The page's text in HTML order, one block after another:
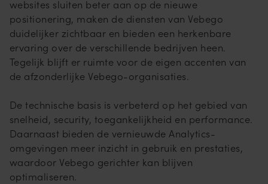
websites sluiten beter aan op de nieuwe
positionering, maken de diensten van Vebego
duidelijker zichtbaar en bieden een herkenbare
ervaring over de verschillende bedrijven heen.
Tegelijk blijft er ruimte voor de eigen accenten van
de afzonderlijke Vebego-organisaties.
De technische basis is verbeterd op het gebied van
snelheid, security, toegankelijkheid en performance.
Daarnaast bieden de vernieuwde Analytics-
omgevingen meer inzicht in gebruik en prestaties,
waardoor Vebego gerichter kan blijven
optimaliseren.